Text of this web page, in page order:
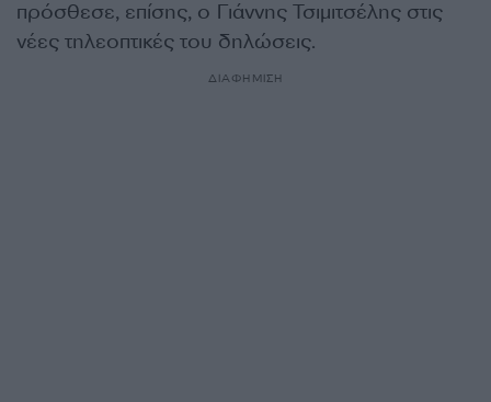
πρόσθεσε, επίσης, ο Γιάννης Τσιμιτσέλης στις
νέες τηλεοπτικές του δηλώσεις.
ΔΙΑΦΗΜΙΣΗ